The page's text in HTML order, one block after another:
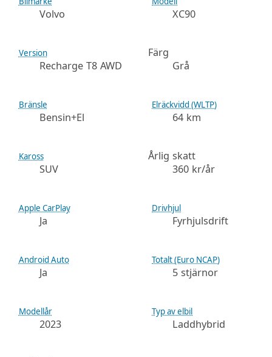
Volvo XC90
Version
Recharge T8 AWD
Färg
Grå
Bränsle
Bensin+El
Elräckvidd (WLTP)
64 km
Kaross
SUV
Årlig skatt
360 kr/år
Apple CarPlay
Ja
Drivhjul
Fyrhjulsdrift
Android Auto
Ja
Totalt (Euro NCAP)
5 stjärnor
Modellår
2023
Typ av elbil
Laddhybrid